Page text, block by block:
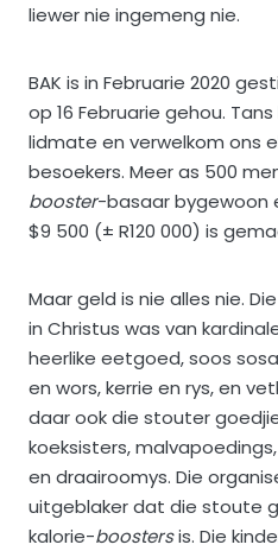
liewer nie ingemeng nie.
BAK is in Februarie 2020
op 16 Februarie gehou.
lidmate en verwelkom ons
besoekers. Meer as 500
booster-basaar bygewoon
$9 500 (± R120 000) is
Maar geld is nie alles nie.
in Christus was van
heerlike eetgoed, soos
en wors, kerrie en rys, en
daar ook die stouter
koeksisters,
en draairoomys. Die
uitgeblaker dat die stoute
kalorie-boostersis. Die